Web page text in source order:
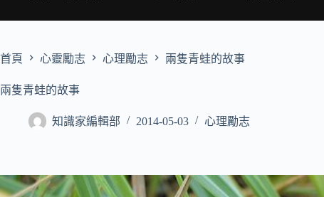
首頁 心靈勵志 心理勵志 兩隻青蛙的故事
兩隻青蛙的故事
知識家編輯部 2014-05-03 心理勵志